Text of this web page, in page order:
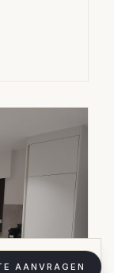
AANVRAGEN
te